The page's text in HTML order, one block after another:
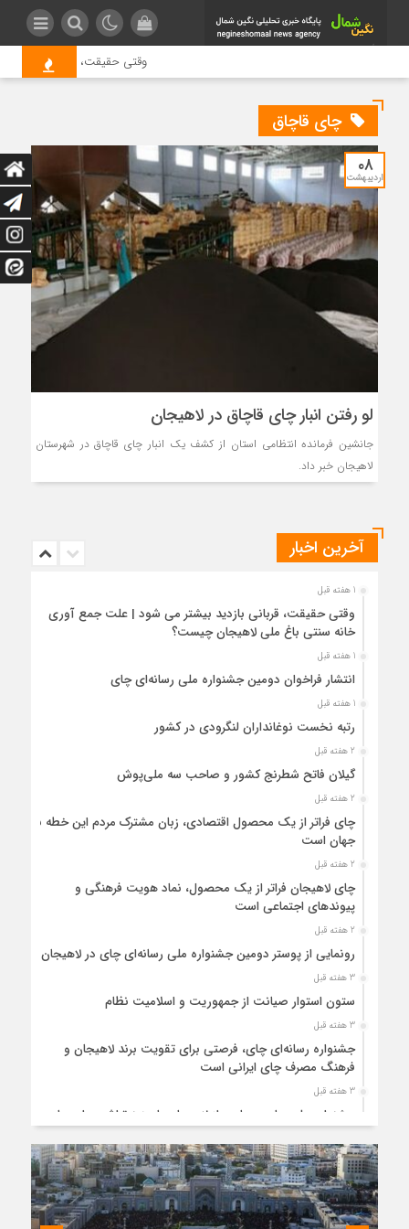
وقتی حقیقت، قربانی بازدید
چای قاچاق
۰۸
اردیبهشت
لو رفتن انبار چای قاچاق در لاهیجان
جانشین فرمانده انتظامی استان از کشف یک انبار چای قاچاق در شهرستان
لاهیجان خبر داد.
آخرین اخبار
1 هفته قبل
وقتی حقیقت، قربانی بازدید بیشتر می شود | علت جمع آوری
خانه سنتی باغ ملی لاهیجان چیست؟
1 هفته قبل
انتشار فراخوان دومین جشنواره ملی رسانه‌ای چای
1 هفته قبل
رتبه نخست نوغانداران لنگرودی در کشور
2 هفته قبل
گیلان فاتح شطرنج کشور و صاحب سه ملی‌پوش
2 هفته قبل
چای فراتر از یک محصول اقتصادی، زبان مشترک مردم این خطه با
جهان است
2 هفته قبل
چای لاهیجان فراتر از یک محصول، نماد هویت فرهنگی و
پیوندهای اجتماعی است
2 هفته قبل
رونمایی از پوستر دومین جشنواره ملی رسانه‌ای چای در لاهیجان
3 هفته قبل
ستون استوار صیانت از جمهوریت و اسلامیت نظام
3 هفته قبل
جشنواره رسانه‌ای چای، فرصتی برای تقویت برند لاهیجان و
فرهنگ مصرف چای ایرانی است
3 هفته قبل
جشنواره ملی چای، حمایت از لاهیجان یا هزینه‌تراشی برای چای
4 هفته قبل
پیکر مطهر رهبر شهید انقلاب در حرم مطهر رضوی آرام گرفت
4 هفته قبل